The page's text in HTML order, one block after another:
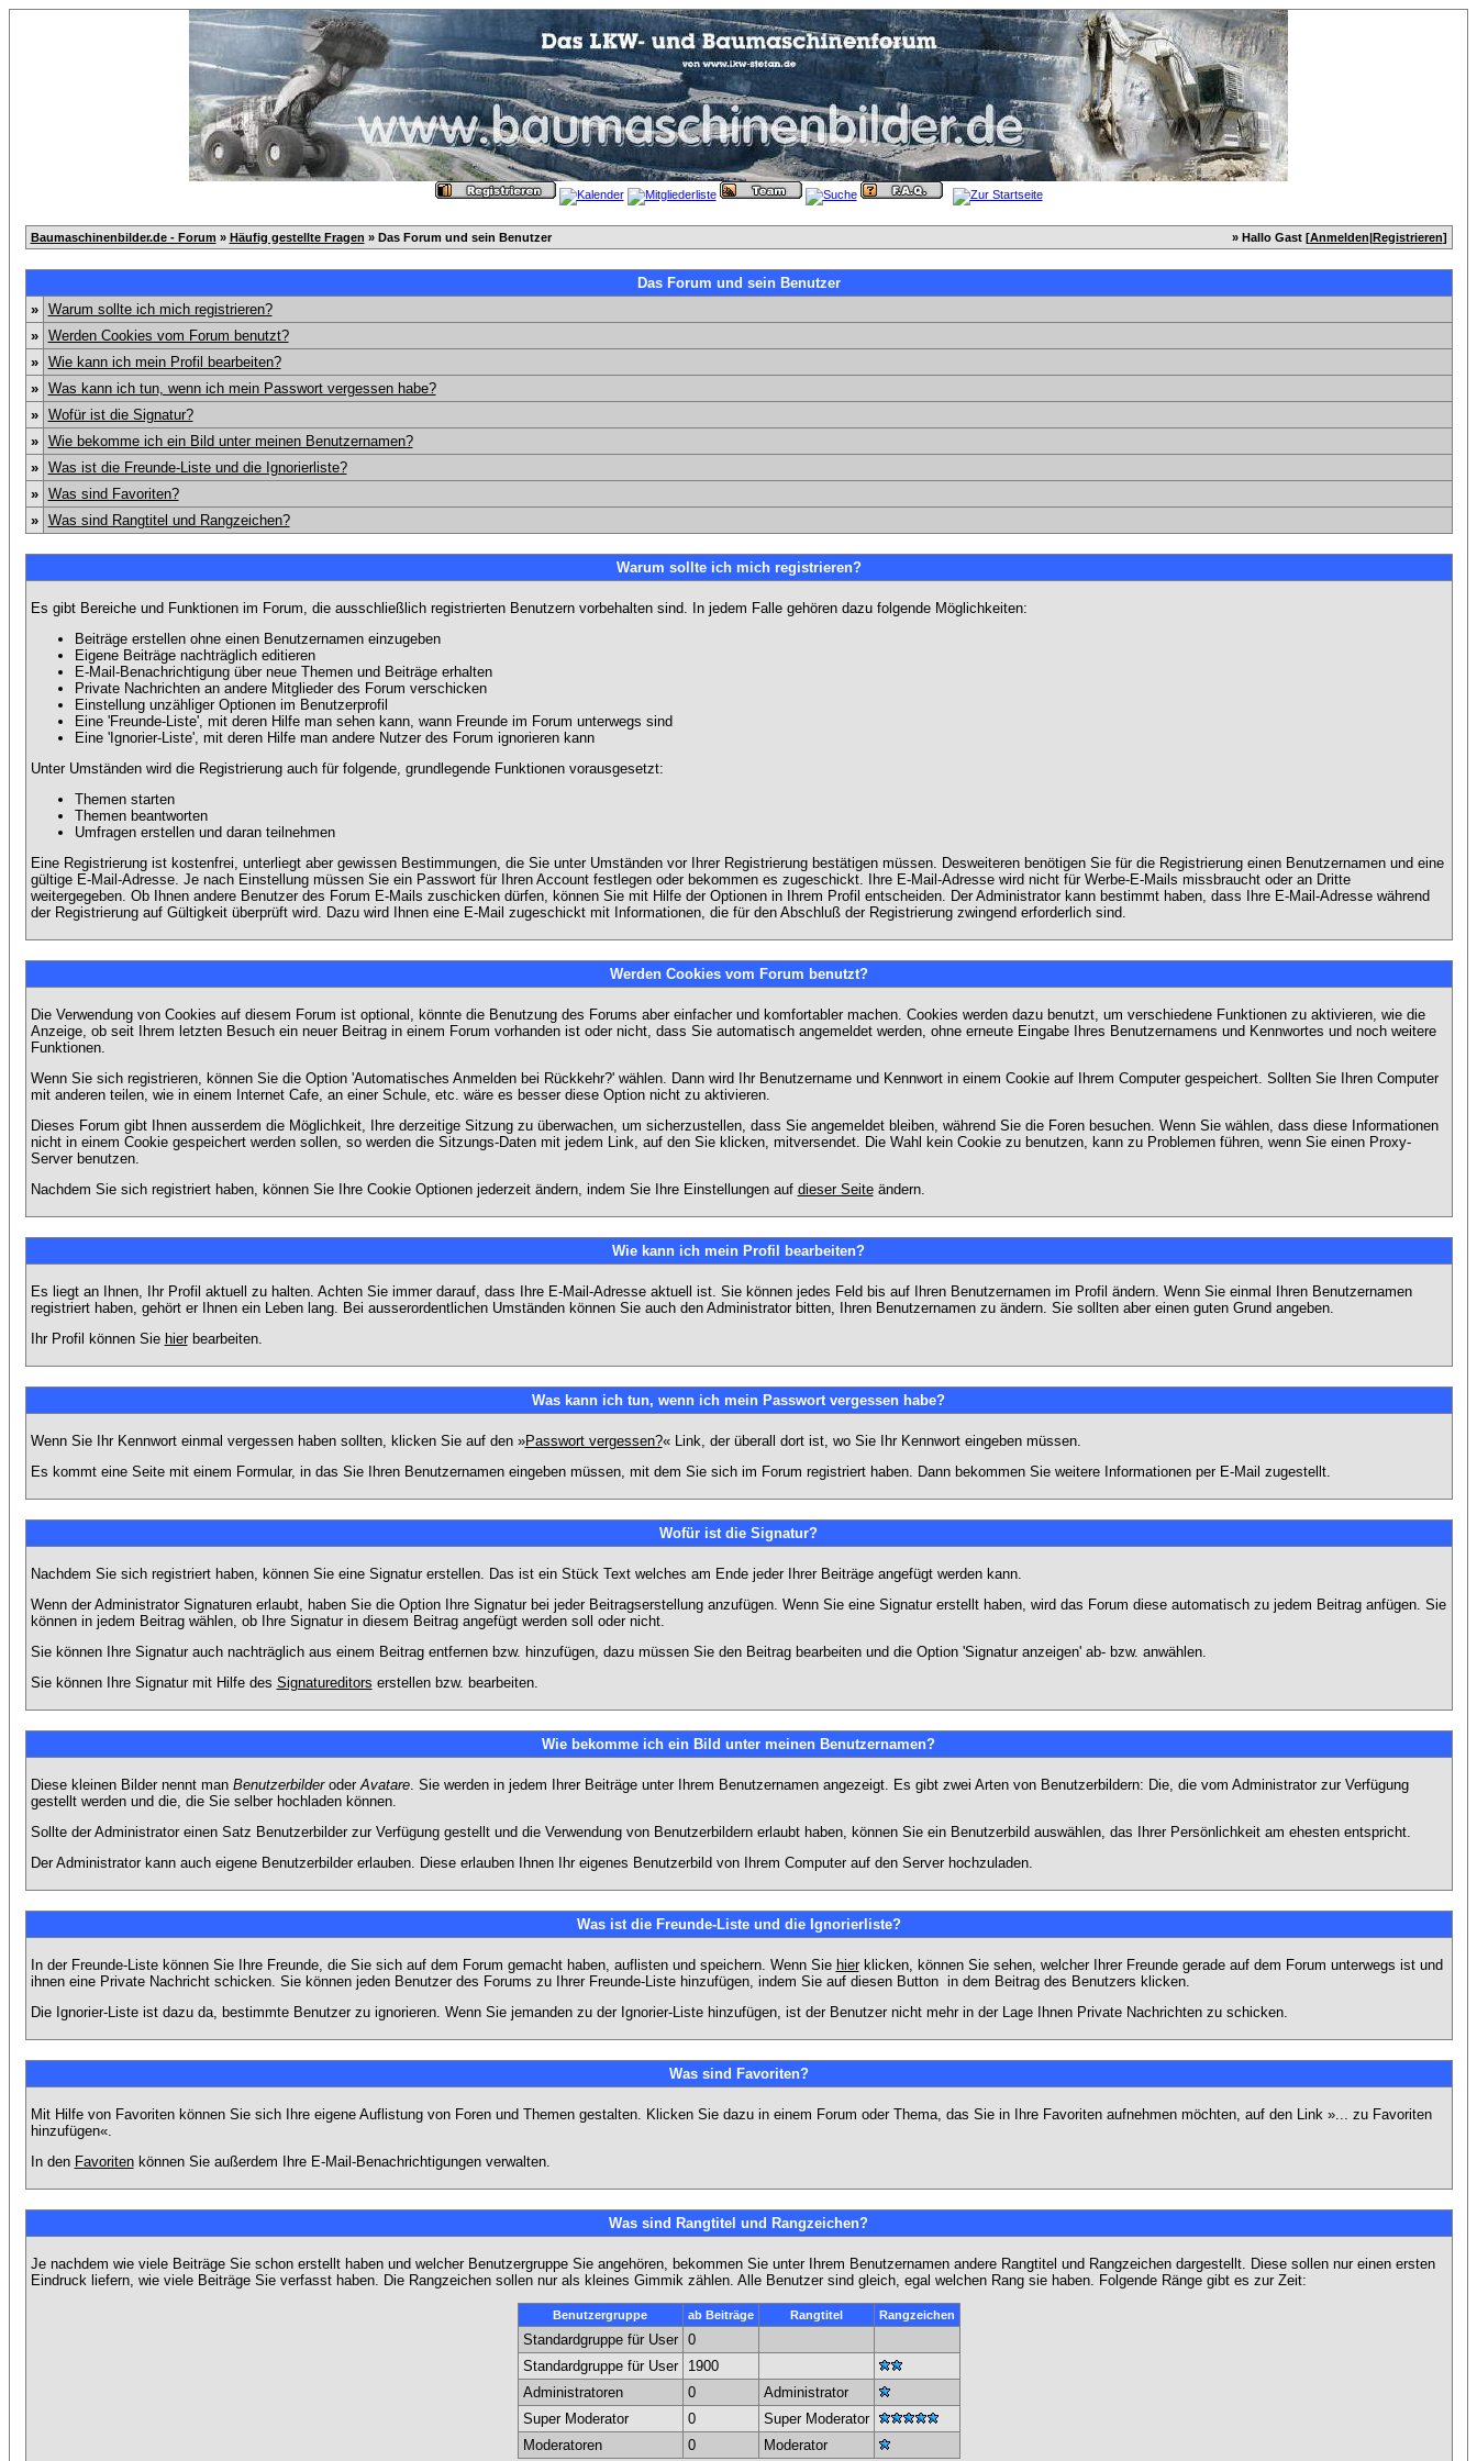
Baumaschinenbilder.de - Forum » Häufig gestellte Fragen » Das Forum und sein Benutzer » Hallo Gast [Anmelden|Registrieren]
Das Forum und sein Benutzer
»
Warum sollte ich mich registrieren?
»
Werden Cookies vom Forum benutzt?
»
Wie kann ich mein Profil bearbeiten?
»
Was kann ich tun, wenn ich mein Passwort vergessen habe?
»
Wofür ist die Signatur?
»
Wie bekomme ich ein Bild unter meinen Benutzernamen?
»
Was ist die Freunde-Liste und die Ignorierliste?
»
Was sind Favoriten?
»
Was sind Rangtitel und Rangzeichen?
Warum sollte ich mich registrieren?
Es gibt Bereiche und Funktionen im Forum, die ausschließlich registrierten Benutzern vorbehalten sind. In jedem Falle gehören dazu folgende Möglichkeiten:
Beiträge erstellen ohne einen Benutzernamen einzugeben
Eigene Beiträge nachträglich editieren
E-Mail-Benachrichtigung über neue Themen und Beiträge erhalten
Private Nachrichten an andere Mitglieder des Forum verschicken
Einstellung unzähliger Optionen im Benutzerprofil
Eine 'Freunde-Liste', mit deren Hilfe man sehen kann, wann Freunde im Forum unterwegs sind
Eine 'Ignorier-Liste', mit deren Hilfe man andere Nutzer des Forum ignorieren kann
Unter Umständen wird die Registrierung auch für folgende, grundlegende Funktionen vorausgesetzt:
Themen starten
Themen beantworten
Umfragen erstellen und daran teilnehmen
Eine Registrierung ist kostenfrei, unterliegt aber gewissen Bestimmungen, die Sie unter Umständen vor Ihrer Registrierung bestätigen müssen. Desweiteren benötigen Sie für die Registrierung einen Benutzernamen und eine
gültige E-Mail-Adresse. Je nach Einstellung müssen Sie ein Passwort für Ihren Account festlegen oder bekommen es zugeschickt. Ihre E-Mail-Adresse wird nicht für Werbe-E-Mails missbraucht oder an Dritte
weitergegeben. Ob Ihnen andere Benutzer des Forum E-Mails zuschicken dürfen, können Sie mit Hilfe der Optionen in Ihrem Profil entscheiden. Der Administrator kann bestimmt haben, dass Ihre E-Mail-Adresse während
der Registrierung auf Gültigkeit überprüft wird. Dazu wird Ihnen eine E-Mail zugeschickt mit Informationen, die für den Abschluß der Registrierung zwingend erforderlich sind.
Werden Cookies vom Forum benutzt?
Die Verwendung von Cookies auf diesem Forum ist optional, könnte die Benutzung des Forums aber einfacher und komfortabler machen. Cookies werden dazu benutzt, um verschiedene Funktionen zu aktivieren, wie die
Anzeige, ob seit Ihrem letzten Besuch ein neuer Beitrag in einem Forum vorhanden ist oder nicht, dass Sie automatisch angemeldet werden, ohne erneute Eingabe Ihres Benutzernamens und Kennwortes und noch weitere
Funktionen.
Wenn Sie sich registrieren, können Sie die Option 'Automatisches Anmelden bei Rückkehr?' wählen. Dann wird Ihr Benutzername und Kennwort in einem Cookie auf Ihrem Computer gespeichert. Sollten Sie Ihren Computer
mit anderen teilen, wie in einem Internet Cafe, an einer Schule, etc. wäre es besser diese Option nicht zu aktivieren.
Dieses Forum gibt Ihnen ausserdem die Möglichkeit, Ihre derzeitige Sitzung zu überwachen, um sicherzustellen, dass Sie angemeldet bleiben, während Sie die Foren besuchen. Wenn Sie wählen, dass diese Informationen
nicht in einem Cookie gespeichert werden sollen, so werden die Sitzungs-Daten mit jedem Link, auf den Sie klicken, mitversendet. Die Wahl kein Cookie zu benutzen, kann zu Problemen führen, wenn Sie einen Proxy-
Server benutzen.
Nachdem Sie sich registriert haben, können Sie Ihre Cookie Optionen jederzeit ändern, indem Sie Ihre Einstellungen auf dieser Seiteändern.
Wie kann ich mein Profil bearbeiten?
Es liegt an Ihnen, Ihr Profil aktuell zu halten. Achten Sie immer darauf, dass Ihre E-Mail-Adresse aktuell ist. Sie können jedes Feld bis auf Ihren Benutzernamen im Profil ändern. Wenn Sie einmal Ihren Benutzernamen
registriert haben, gehört er Ihnen ein Leben lang. Bei ausserordentlichen Umständen können Sie auch den Administrator bitten, Ihren Benutzernamen zu ändern. Sie sollten aber einen guten Grund angeben.
Ihr Profil können Sie hierbearbeiten.
Was kann ich tun, wenn ich mein Passwort vergessen habe?
Wenn Sie Ihr Kennwort einmal vergessen haben sollten, klicken Sie auf den »Passwort vergessen?« Link, der überall dort ist, wo Sie Ihr Kennwort eingeben müssen.
Es kommt eine Seite mit einem Formular, in das Sie Ihren Benutzernamen eingeben müssen, mit dem Sie sich im Forum registriert haben. Dann bekommen Sie weitere Informationen per E-Mail zugestellt.
Wofür ist die Signatur?
Nachdem Sie sich registriert haben, können Sie eine Signatur erstellen. Das ist ein Stück Text welches am Ende jeder Ihrer Beiträge angefügt werden kann.
Wenn der Administrator Signaturen erlaubt, haben Sie die Option Ihre Signatur bei jeder Beitragserstellung anzufügen. Wenn Sie eine Signatur erstellt haben, wird das Forum diese automatisch zu jedem Beitrag anfügen. Sie
können in jedem Beitrag wählen, ob Ihre Signatur in diesem Beitrag angefügt werden soll oder nicht.
Sie können Ihre Signatur auch nachträglich aus einem Beitrag entfernen bzw. hinzufügen, dazu müssen Sie den Beitrag bearbeiten und die Option 'Signatur anzeigen' ab- bzw. anwählen.
Sie können Ihre Signatur mit Hilfe des Signatureditors erstellen bzw. bearbeiten.
Wie bekomme ich ein Bild unter meinen Benutzernamen?
Diese kleinen Bilder nennt man BenutzerbilderoderAvatare. Sie werden in jedem Ihrer Beiträge unter Ihrem Benutzernamen angezeigt. Es gibt zwei Arten von Benutzerbildern: Die, die vom Administrator zur Verfügung
gestellt werden und die, die Sie selber hochladen können.
Sollte der Administrator einen Satz Benutzerbilder zur Verfügung gestellt und die Verwendung von Benutzerbildern erlaubt haben, können Sie ein Benutzerbild auswählen, das Ihrer Persönlichkeit am ehesten entspricht.
Der Administrator kann auch eigene Benutzerbilder erlauben. Diese erlauben Ihnen Ihr eigenes Benutzerbild von Ihrem Computer auf den Server hochzuladen.
Was ist die Freunde-Liste und die Ignorierliste?
In der Freunde-Liste können Sie Ihre Freunde, die Sie sich auf dem Forum gemacht haben, auflisten und speichern. Wenn Sie hierklicken, können Sie sehen, welcher Ihrer Freunde gerade auf dem Forum unterwegs ist und
ihnen eine Private Nachricht schicken. Sie können jeden Benutzer des Forums zu Ihrer Freunde-Liste hinzufügen, indem Sie auf diesen Button in dem Beitrag des Benutzers klicken.
Die Ignorier-Liste ist dazu da, bestimmte Benutzer zu ignorieren. Wenn Sie jemanden zu der Ignorier-Liste hinzufügen, ist der Benutzer nicht mehr in der Lage Ihnen Private Nachrichten zu schicken.
Was sind Favoriten?
Mit Hilfe von Favoriten können Sie sich Ihre eigene Auflistung von Foren und Themen gestalten. Klicken Sie dazu in einem Forum oder Thema, das Sie in Ihre Favoriten aufnehmen möchten, auf den Link »... zu Favoriten
hinzufügen«.
In den Favoritenkönnen Sie außerdem Ihre E-Mail-Benachrichtigungen verwalten.
Was sind Rangtitel und Rangzeichen?
Je nachdem wie viele Beiträge Sie schon erstellt haben und welcher Benutzergruppe Sie angehören, bekommen Sie unter Ihrem Benutzernamen andere Rangtitel und Rangzeichen dargestellt. Diese sollen nur einen ersten
Eindruck liefern, wie viele Beiträge Sie verfasst haben. Die Rangzeichen sollen nur als kleines Gimmik zählen. Alle Benutzer sind gleich, egal welchen Rang sie haben. Folgende Ränge gibt es zur Zeit:
Benutzergruppe ab Beiträge Rangtitel Rangzeichen
Standardgruppe für User
0
Standardgruppe für User
1900
Administratoren
0
Administrator
Super Moderator
0
Super Moderator
Moderatoren
0 Moderator